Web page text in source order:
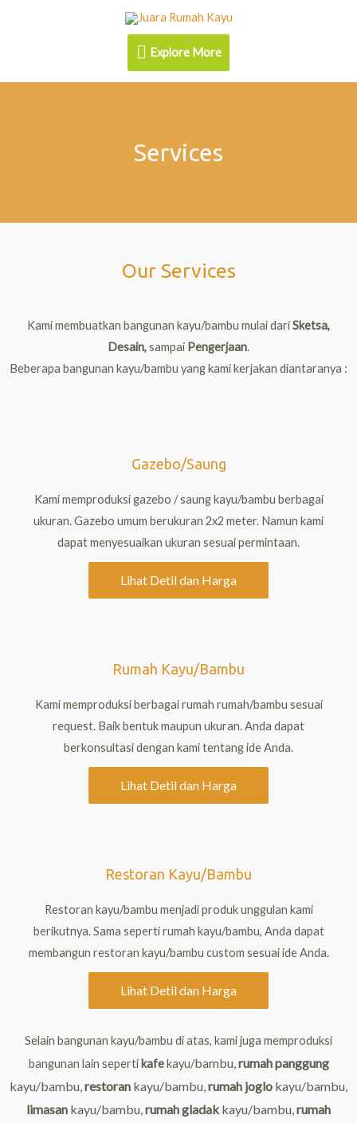
Explore More
Services
Our Services
Kami membuatkan bangunan kayu/bambu mulai dariSketsa,
Desain,sampai Pengerjaan.
Beberapa bangunan kayu/bambu yang kami kerjakan diantaranya :
Gazebo/Saung
Kami memproduksi gazebo / saung kayu/bambu berbagai
ukuran. Gazebo umum berukuran 2x2 meter. Namun kami
dapat menyesuaikan ukuran sesuai permintaan.
Lihat Detil dan Harga
Rumah Kayu/Bambu
Kami memproduksi berbagai rumah rumah/bambu sesuai
request. Baik bentuk maupun ukuran. Anda dapat
berkonsultasi dengan kami tentang ide Anda.
Lihat Detil dan Harga
Restoran Kayu/Bambu
Restoran kayu/bambu menjadi produk unggulan kami
berikutnya. Sama seperti rumah kayu/bambu, Anda dapat
membangun restoran kayu/bambu custom sesuai ide Anda.
Lihat Detil dan Harga
Selain bangunan kayu/bambu di atas, kami juga memproduksi
bangunan lain seperti kafekayu/bambu, rumah panggung
kayu/bambu restoran kayu/bambu rumah joglo kayu/bambu
limasan kayu/bambu rumah gladakkayu/bambu rumah